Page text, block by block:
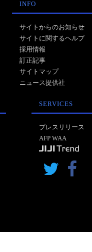
INFO
サイトからのお知らせ
サイトに関するヘルプ
採用情報
訂正記事
サイトマップ
ニュース提供社
SERVICES
プレスリリース
AFP WAA